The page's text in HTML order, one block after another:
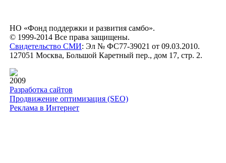
НО «Фонд поддержки и развития самбо».
© 1999-2014 Все права защищены.
Свидетельство СМИ: Эл № ФС77-39021 от 09.03.2010.
127051 Москва, Большой Каретный пер., дом 17, стр. 2.
2009
Разработка сайтов
Продвижение оптимизация (SEO)
Реклама в Интернет